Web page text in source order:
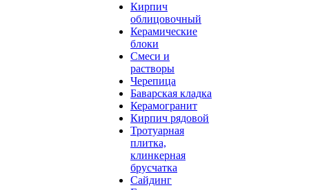
Кирпич
облицовочный
Керамические
блоки
Смеси и
растворы
Черепица
Баварская кладка
Керамогранит
Кирпич рядовой
Тротуарная
плитка,
клинкерная
брусчатка
Сайдинг